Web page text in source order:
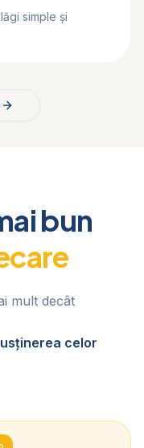
simple și
bun
mult decât
celor